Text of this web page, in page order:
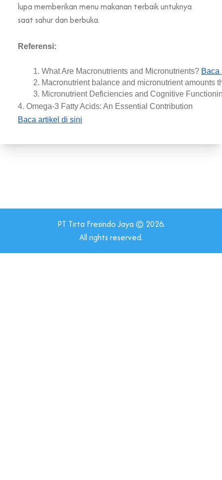
lupa memberikan menu makanan terbaik untuknya
saat sahur dan berbuka.
Referensi:
What Are Macronutrients and Micronutrients? Baca
Macronutrient balance and micronutrient amounts
Micronutrient Deficiencies and Cognitive
4. Omega-3 Fatty Acids: An Essential Contribution
Baca artikel di sini
PT Tirta Fresindo Jaya © 2026.
All rights reserved.